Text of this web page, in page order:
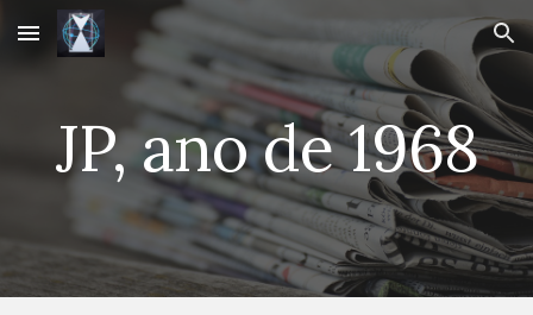
Skip to main content Skip to navigation
JP, ano de 1968